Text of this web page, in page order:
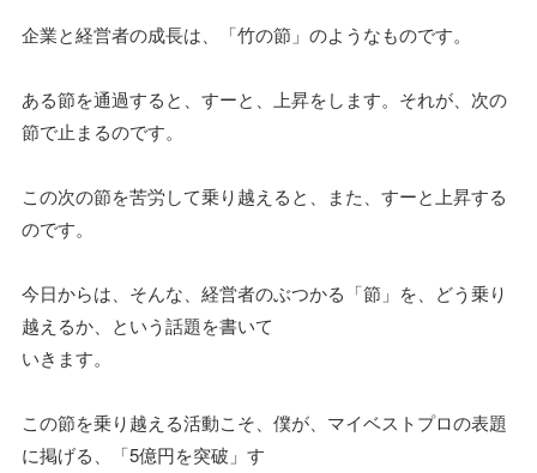
企業と経営者の成長は、「竹の節」のようなものです。
ある節を通過すると、すーと、上昇をします。それが、次の
節で止まるのです。
この次の節を苦労して乗り越えると、また、すーと上昇する
のです。
今日からは、そんな、経営者のぶつかる「節」を、どう乗り
越えるか、という話題を書いて
いきます。
この節を乗り越える活動こそ、僕が、マイベストプロの表題
に掲げる、「5億円を突破」す